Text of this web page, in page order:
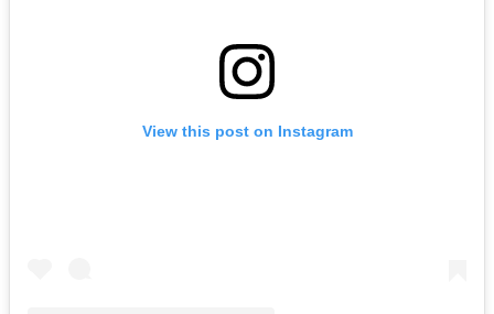
View this post on Instagram